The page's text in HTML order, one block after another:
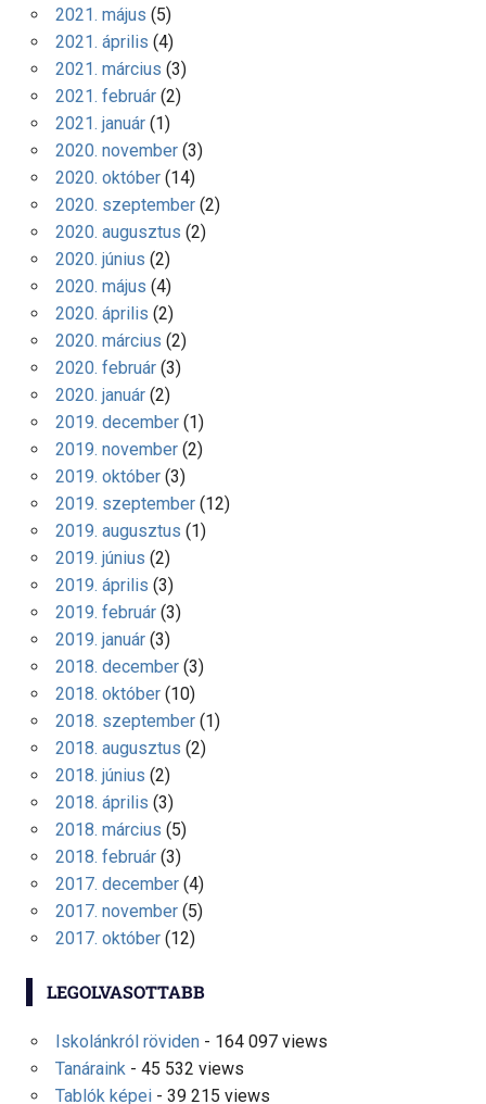
2021. május (5)
2021. április (4)
2021. március (3)
2021. február(2)
2021. január(1)
2020. november(3)
2020. október(14)
2020. szeptember(2)
2020. augusztus (2)
2020. június (2)
2020. május (4)
2020. április (2)
2020. március (2)
2020. február(3)
2020. január(2)
2019. december(1)
2019. november(2)
2019. október(3)
2019. szeptember(12)
2019. augusztus (1)
2019. június (2)
2019. április (3)
2019. február(3)
2019. január(3)
2018. december(3)
2018. október(10)
2018. szeptember(1)
2018. augusztus (2)
2018. június (2)
2018. április (3)
2018. március (5)
2018. február(3)
2017. december(4)
2017. november(5)
2017. október(12)
LEGOLVASOTTABB
Iskolánkról röviden- 164 097 views
Tanáraink- 45 532 views
Tablók képei- 39 215 views